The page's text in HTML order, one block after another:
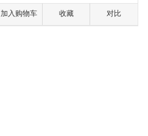
团购电话：400-879-0609 。全国免
费宅配送到家！
加入购物车 收藏 对比